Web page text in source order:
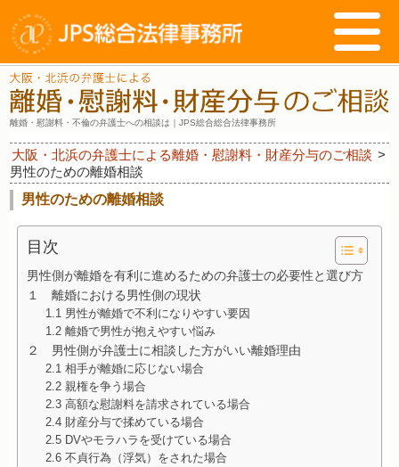
離婚・慰謝料・不倫の弁護士への相談は｜JPS総合総合法律事務所
大阪・北浜の弁護士による離婚・慰謝料・財産分与のご相談 >
男性のための離婚相談
男性のための離婚相談
目次
男性側が離婚を有利に進めるための弁護士の必要性と選び方
１ 離婚における男性側の現状
1.1 男性が離婚で不利になりやすい要因
1.2 離婚で男性が抱えやすい悩み
２ 男性側が弁護士に相談した方がいい離婚理由
2.1 相手が離婚に応じない場合
2.2 親権を争う場合
2.3 高額な慰謝料を請求されている場合
2.4 財産分与で揉めている場合
2.5 DVやモラハラを受けている場合
2.6 不貞行為（浮気）をされた場合